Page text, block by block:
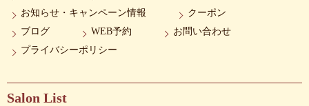
お知らせ・キャンペーン情報
クーポン
ブログ
WEB予約
お問い合わせ
プライバシーポリシー
Salon List